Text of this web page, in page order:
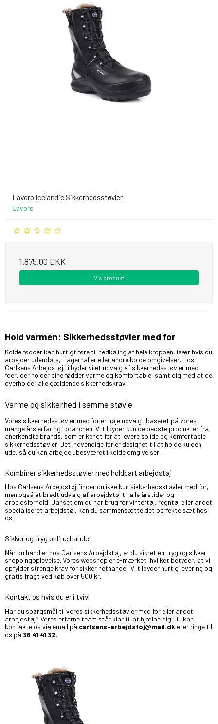
Lavoro Icelandic Sikkerhedsstøvler
Lavoro
1.875,00 DKK
Vis produkt
Hold varmen: Sikkerhedsstøvler med for
Kolde fødder kan hurtigt føre til nedkøling af hele kroppen, især hvis du
arbejder udendørs, i lagerhaller eller andre kolde omgivelser. Hos
Carlsens Arbejdstøj tilbyder vi et udvalg af sikkerhedsstøvler med
foer, der holder dine fødder varme og komfortable, samtidig med at de
overholder alle gældende sikkerhedskrav.
Varme og sikkerhed i samme støvle
Vores sikkerhedsstøvler med for er nøje udvalgt baseret på vores
mange års erfaring i branchen. Vi tilbyder kun de bedste produkter fra
anerkendte brands, som er kendt for at levere solide og komfortable
sikkerhedsstøvler. Det indvendige for er designet til at holde kulden
ude, så du kan arbejde ubesværet i kolde omgivelser.
Kombiner sikkerhedsstøvler med holdbart arbejdstøj
Hos Carlsens Arbejdstøj finder du ikke kun sikkerhedsstøvler med for,
men også et bredt udvalg af arbejdstøj til alle årstider og
arbejdsforhold. Uanset om du har brug for vintertøj, regntøj eller andet
specialiseret arbejdstøj, kan du sammensætte det perfekte sæt hos
os.
Sikker og tryg online handel
Når du handler hos Carlsens Arbejdstøj, er du sikret en tryg og sikker
shoppingoplevelse. Vores webshop er e-mærket, hvilket betyder, at vi
opfylder strenge krav for sikker nethandel. Vi tilbyder hurtig levering og
gratis fragt ved køb over 500 kr.
Kontakt os hvis du er i tvivl
Har du spørgsmål til vores sikkerhedsstøvler med for eller andet
arbejdstøj? Vores erfarne team står klar til at hjælpe dig. Du kan
kontakte os via email på carlsens-arbejdstoj@mail.dk eller ringe til
os på 36 41 41 32.